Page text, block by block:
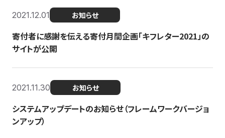
2021.12.01 お知らせ
寄付者に感謝を伝える寄付月間企画「キフレター2021」の
サイトが公開
2021.11.30 お知らせ
システムアップデートのお知らせ（フレームワークバージョ
ンアップ）